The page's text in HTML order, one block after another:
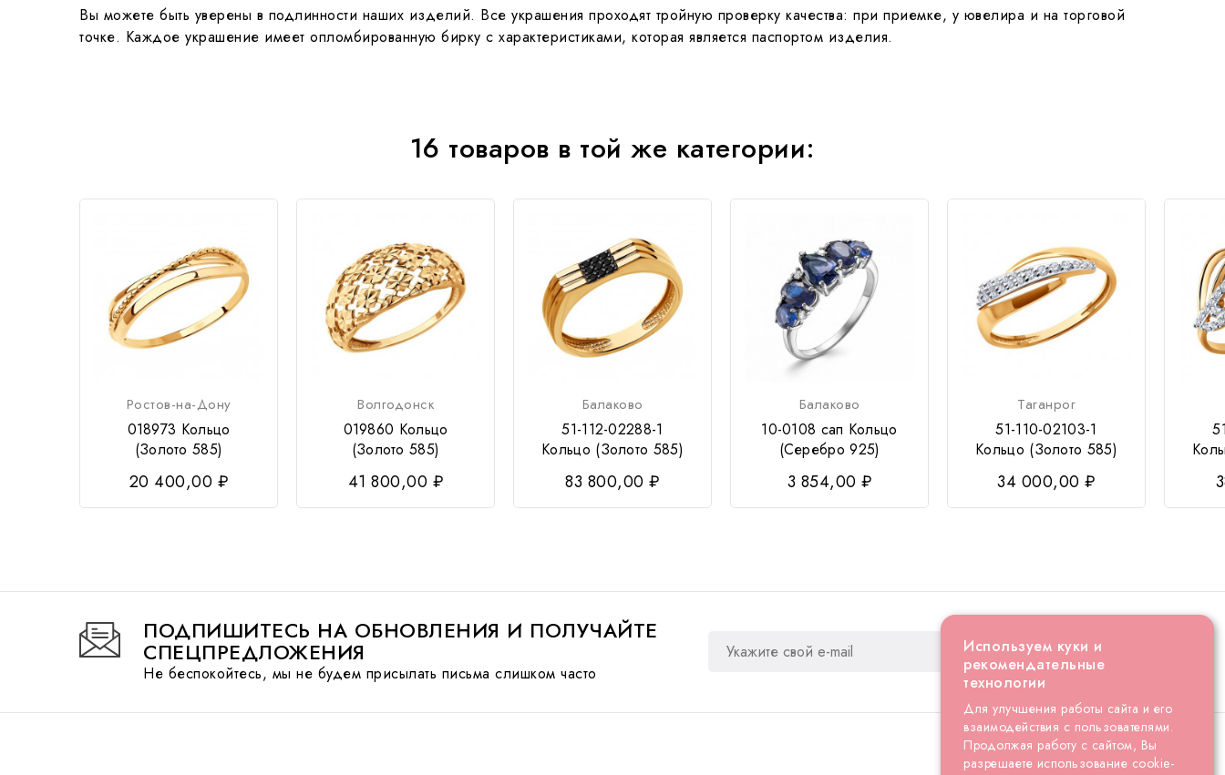
Используем куки и
рекомендательные
технологии
Для улучшения работы сайта и его
взаимодействия с пользователями.
Продолжая работу с сайтом, Вы
разрешаете использование cookie-
Вы можете быть уверены в подлинности наших изделий. Все украшения проходят тройную проверку качества: при приемке, у ювелира и на торговой
точке. Каждое украшение имеет опломбированную бирку с характеристиками, которая является паспортом изделия.
16 товаров в той же категории:
Ростов-на-Дону
018973 Кольцо
(Золото 585)
20 400,00 ₽
Волгодонск
019860 Кольцо
(Золото 585)
41 800,00 ₽
Балаково
51-112-02288-1
Кольцо (Золото 585)
83 800,00 ₽
Балаково
10-0108 сап Кольцо
(Серебро 925)
3 854,00 ₽
Таганрог
51-110-02103-1
Кольцо (Золото 585)
34 000,00 ₽
ПОДПИШИТЕСЬ НА ОБНОВЛЕНИЯ И ПОЛУЧАЙТЕ
СПЕЦПРЕДЛОЖЕНИЯ
Не беспокойтесь, мы не будем присылать письма слишком часто